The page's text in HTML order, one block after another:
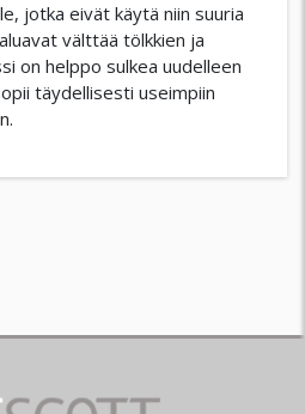
jotka eivät käytä niin suuria
välttää tölkkien ja
on helppo sulkea uudelleen
täydellisesti useimpiin